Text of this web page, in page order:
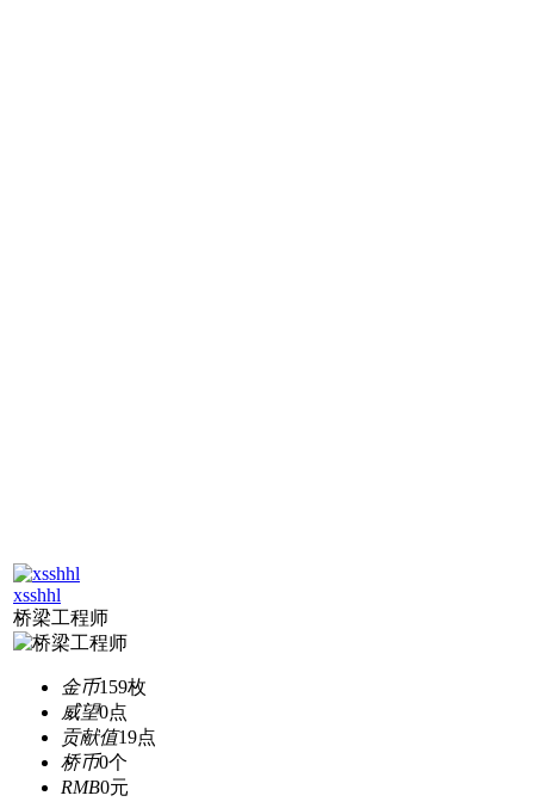
xsshhl
桥梁工程师
金币159枚
威望0点
贡献值19点
桥币0个
RMB0元